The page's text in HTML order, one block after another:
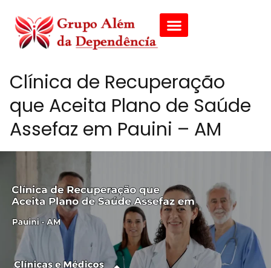
Clínica de Recuperação
que Aceita Plano de Saúde
Assefaz em Pauini – AM